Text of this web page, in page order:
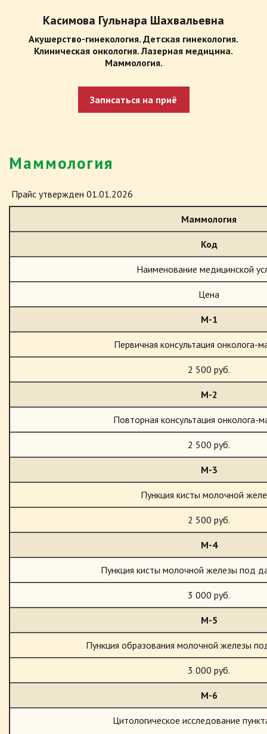
Касимова Гульнара Шахвальевна
Акушерство-гинекология. Детская гинекология.
Клиническая онкология. Лазерная медицина.
Маммология.
Записаться на приё
Маммология
Прайс утвержден 01.01.2026
Маммология
Код
Наименование медицинской
Цена
М-1
Первичная консультация онколога-
2 500 руб.
М-2
Повторная консультация онколога-
2 500 руб.
М-3
Пункция кисты молочной
2 500 руб.
М-4
Пункция кисты молочной железы под
3 000 руб.
М-5
Пункция образования молочной железы
3 000 руб.
М-6
Цитологическое исследование